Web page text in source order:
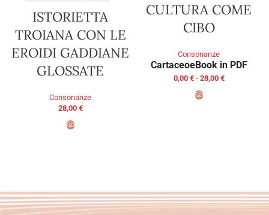
ISTORIETTA
TROIANA CON LE
EROIDI GADDIANE
GLOSSATE
Consonanze
28,00 €
CULTURA COME
CIBO
Consonanze
CartaceoeBook in PDF
0,00 € - 28,00 €